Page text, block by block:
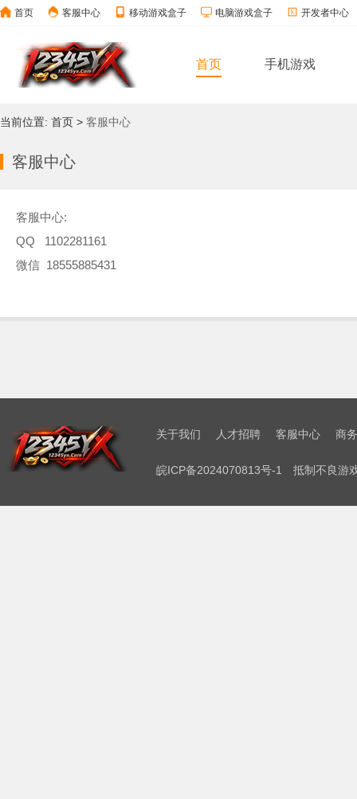
首页 客服中心 移动游戏盒子 电脑游戏盒子 开发者中心
首页 手机游戏
当前位置: 首页 > 客服中心
客服中心
客服中心:
QQ 1102281161
微信 18555885431
关于我们 人才招聘 客服中心 商
皖ICP备2024070813号-1 抵制不良游